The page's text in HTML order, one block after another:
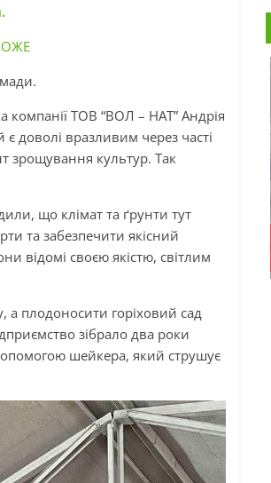
компанії ТОВ “ВОЛ – НАТ” Андрія
доволі вразливим через часті
зрощування культур. Так
що клімат та ґрунти тут
та забезпечити якісний
відомі своєю якістю, світлим
а плодоносити горіховий сад
зібрало два роки
шейкера, який струшує